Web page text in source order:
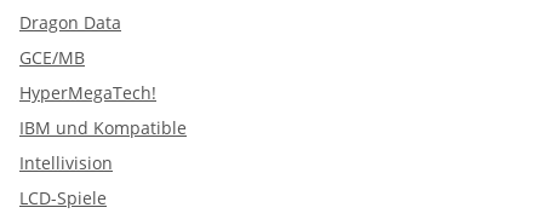
Dragon Data
GCE/MB
HyperMegaTech!
IBM und Kompatible
Intellivision
LCD-Spiele